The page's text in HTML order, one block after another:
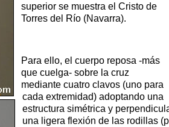
superior se muestra el Cristo de
Torres del Río (Navarra).
Para ello, el cuerpo reposa -más
que cuelga- sobre la cruz
mediante cuatro clavos (uno para
cada extremidad) adoptando una
estructura simétrica y
una ligera flexión de las rodillas